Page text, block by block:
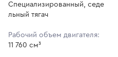
Специализированный, седе
льный тягач
Рабочий объем двигателя:
11 760 см³